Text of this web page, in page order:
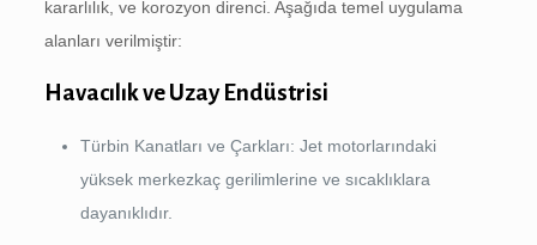
kararlılık, ve korozyon direnci. Aşağıda temel uygulama
alanları verilmiştir:
Havacılık ve Uzay Endüstrisi
Türbin Kanatları ve Çarkları: Jet motorlarındaki
yüksek merkezkaç gerilimlerine ve sıcaklıklara
dayanıklıdır.